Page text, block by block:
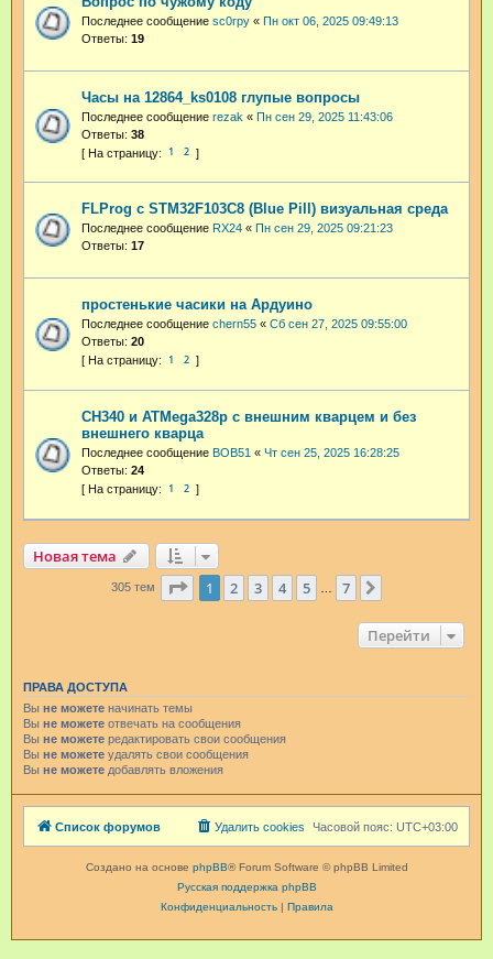
Последнее сообщение sc0rpy « Пн окт 06, 2025 09:49:13
Ответы: 19
Часы на 12864_ks0108 глупые вопросы
Последнее сообщение rezak « Пн сен 29, 2025 11:43:06
Ответы: 38
1 2
FLProg с STM32F103C8 (Blue Pill) визуальная среда
Последнее сообщение RX24 « Пн сен 29, 2025 09:21:23
Ответы: 17
простенькие часики на Ардуино
Последнее сообщение chern55 « Сб сен 27, 2025 09:55:00
Ответы: 20
1 2
CH340 и ATMega328p с внешним кварцем и без
внешнего кварца
Последнее сообщение BOB51 « Чт сен 25, 2025 16:28:25
Ответы: 24
1 2
Новая тема
305 тем Страница из
1 2 3 4 5 7
Перейти
ПРАВА ДОСТУПА
Вы не можете начинать темы
Вы не можете отвечать на сообщения
Вы не можете редактировать свои сообщения
Вы не можете удалять свои сообщения
Вы не можете добавлять вложения
Список форумов Часовой пояс: UTC+03:00
Удалить cookies
Создано на основе phpBB® Forum Software © phpBB Limited
Русская поддержка phpBB
Конфиденциальность| Правила